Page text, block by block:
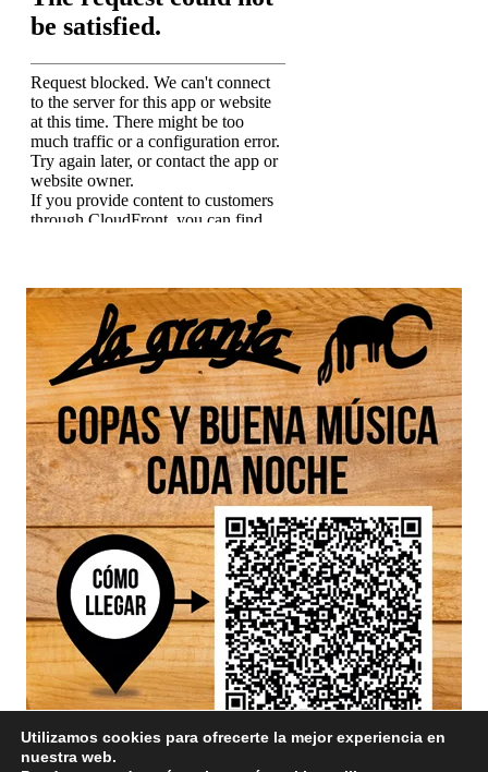
Utilizamos cookies para ofrecerte la mejor experiencia en
nuestra web.